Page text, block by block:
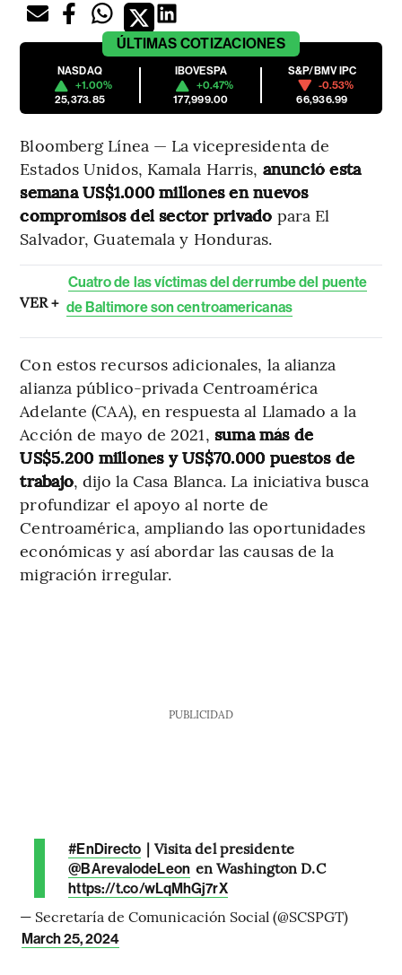
ÚLTIMAS COTIZACIONES
NASDAQ
+1.00%
25,373.85
IBOVESPA
+0.47%
177,999.00
S&P/BMV IPC
-0.53%
66,936.99
Bloomberg Línea — La vicepresidenta de
Estados Unidos, Kamala Harris, anunció esta
semana US$1.000 millones en nuevos
compromisos del sector privado para El
Salvador, Guatemala y Honduras.
VER +
Cuatro de las víctimas del derrumbe del puente
de Baltimore son centroamericanas
Con estos recursos adicionales, la alianza
alianza público-privada Centroamérica
Adelante (CAA), en respuesta al Llamado a la
Acción de mayo de 2021, suma más de
US$5.200 millones y US$70.000 puestos de
trabajo, dijo la Casa Blanca. La iniciativa busca
profundizar el apoyo al norte de
Centroamérica, ampliando las oportunidades
económicas y así abordar las causas de la
migración irregular.
PUBLICIDAD
#EnDirecto | Visita del presidente
@BArevalodeLeon en Washington D.C
https://t.co/wLqMhGj7rX
— Secretaría de Comunicación Social (@SCSPGT)
March 25, 2024